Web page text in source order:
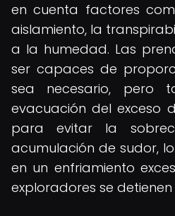
en cuenta factores
aislamiento, la
a la humedad. Las
ser capaces de
sea necesario, pero
evacuación del exceso
para evitar la
acumulación de sudor,
en un enfriamiento
exploradores se